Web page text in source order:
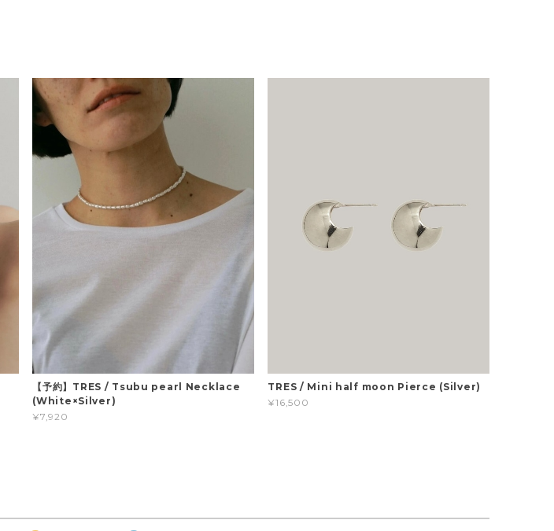
【予約】TRES / Tsubu pearl Necklace
(White×Silver)
¥7,920
TRES / Mini half moon Pierce (Silver)
¥16,500